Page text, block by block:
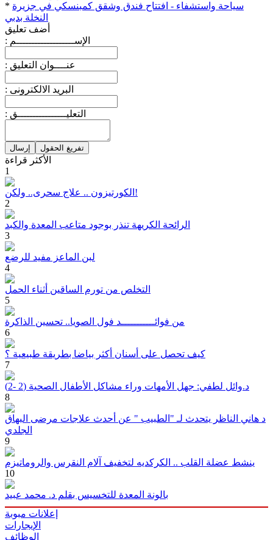
* سياحة واستشفاء - افتتاح فندق وشقق كمبنسكي في جزيرة
النخلة بدبي
أضف تعليق
: الإســـــــــــــــــــم
: عنــــوان التعليق
: البريد الالكترونى
: التعليــــــــــــــــق
الأكثر قراءة
1
الكورتيزون .. علاج سحرى.. ولكن!
2
الرائحة الكريهة تنذر بوجود متاعب المعدة والكبد
3
لبن الماعز مفيد للرضع
4
التخلص من تورم الساقين أثناء الحمل
5
من فوائـــــــــــد فول الصويا.. تحسين الذاكرة
6
كيف تحصل على أسنان أكثر بياضا بطريقة طبيعية ؟
7
د.وائل لطفي: جهل الأمهات وراء مشاكل الأطفال الصحية (2 -2)
8
د هاني الناظر يتحدث لـ "الطبيب " عن أحدث علاجات مرضى البهاق
الجلدي
9
ينشط عضلة القلب .. الكركديه لتخفيف آلام النقرس والروماتيزم
10
بالونة المعدة للتخسيس بقلم د. محمد عبيد
إعلانات مبوبة
الإيجارات
الوظائف